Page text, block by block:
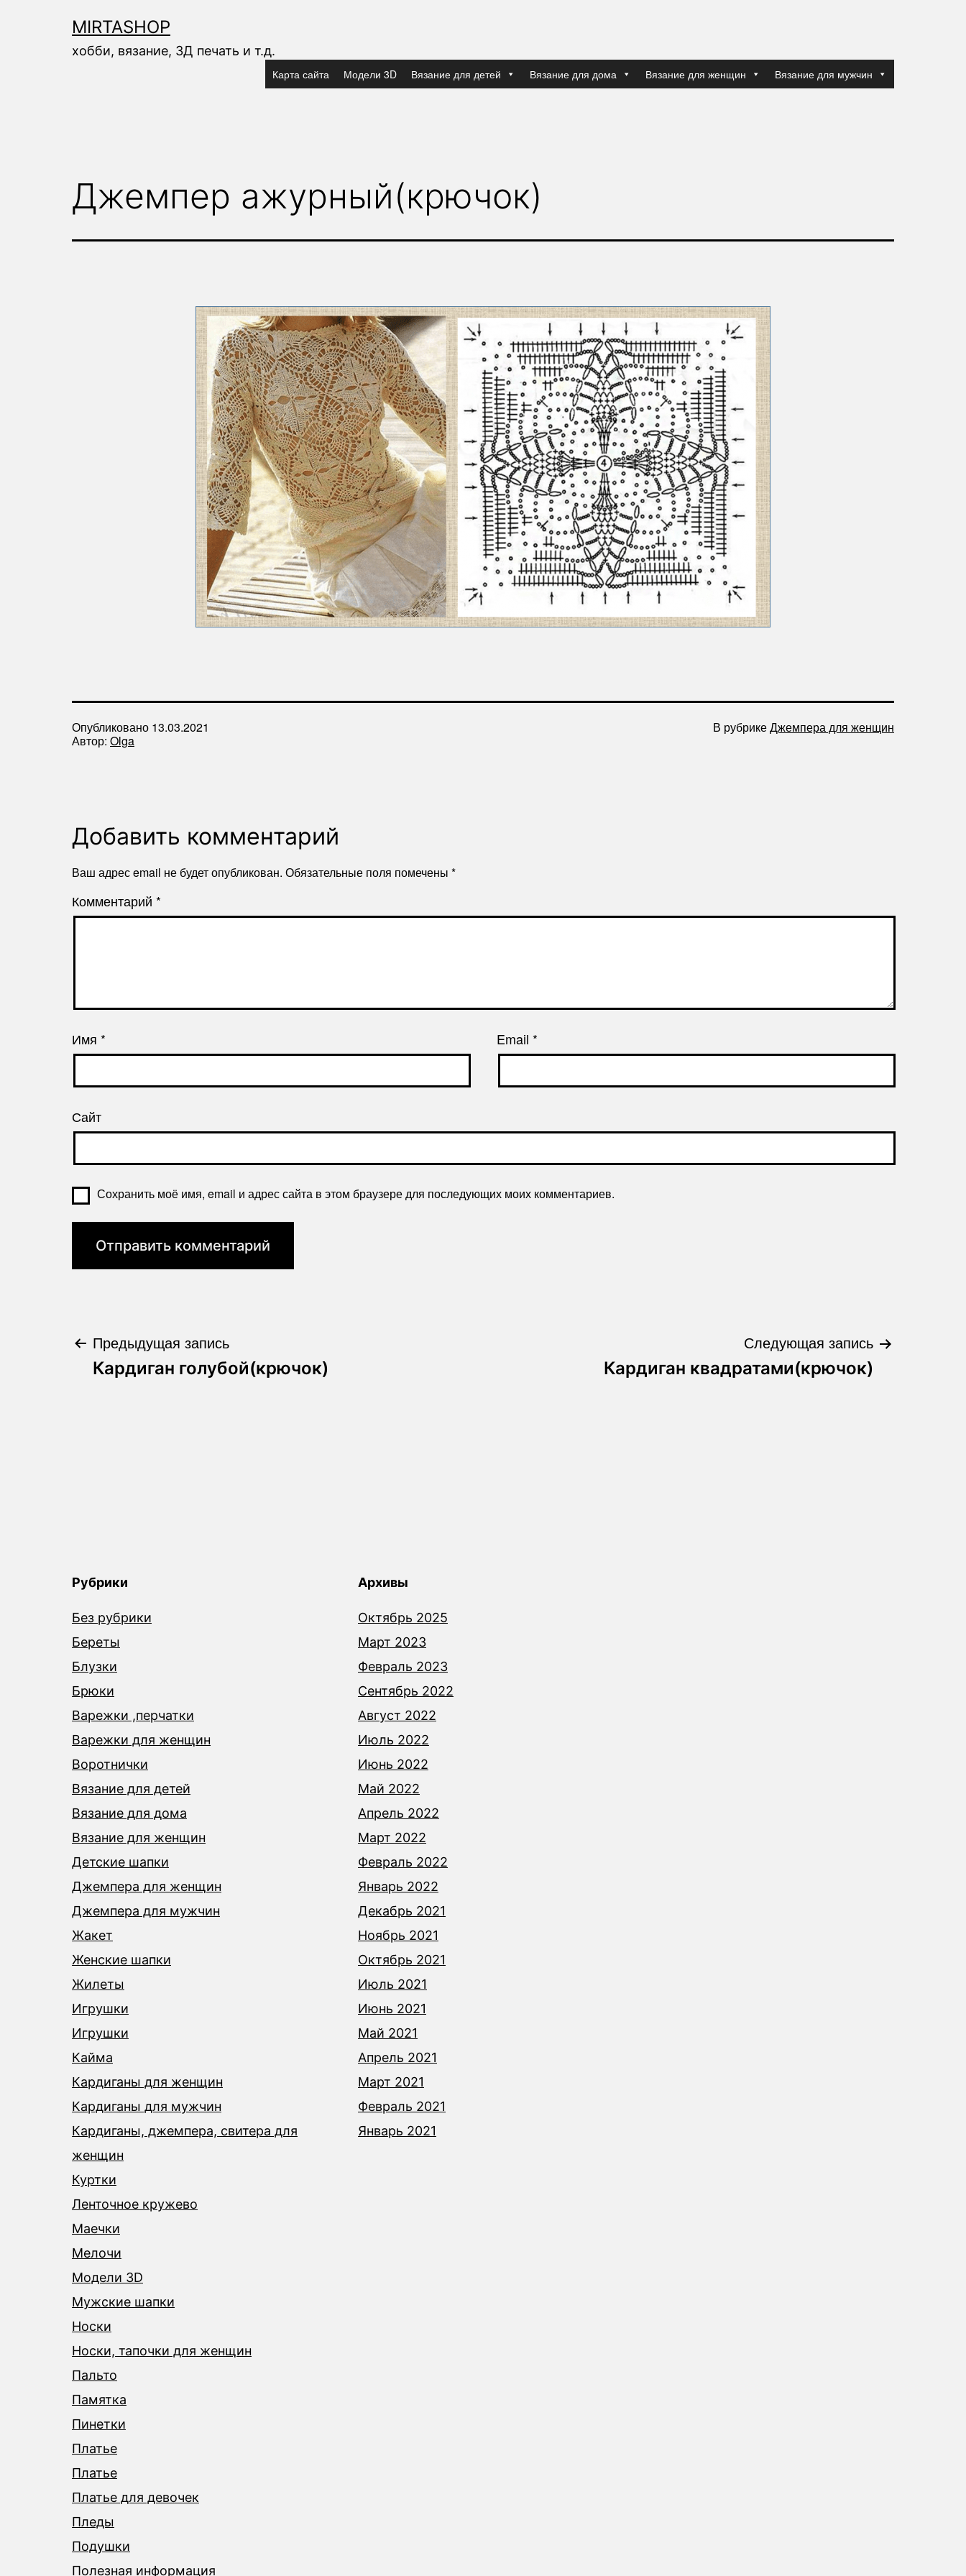
содержимому
MIRTASHOP
хобби, вязание, 3Д печать и т.д.
Карта сайта Модели 3D Вязание для детей Вязание для дома Вязание для женщин Вязание для мужчин
Джемпер ажурный(крючок)
Опубликовано 13.03.2021
Автор: Olga
В рубрикеДжемпера для женщин
Добавить комментарий
Ваш адрес email не будет опубликован. Обязательные поля помечены *
Комментарий *
Имя * Email *
Сайт
Сохранить моё имя, email и адрес сайта в этом браузере для последующих моих комментариев.
Навигация
по
Предыдущая запись
Кардиган голубой(крючок)
Следующая запись
Кардиган квадратами(крючок)
Рубрики
Без рубрики
Береты
Блузки
Брюки
Варежки ,перчатки
Варежки для женщин
Воротнички
Вязание для детей
Вязание для дома
Вязание для женщин
Детские шапки
Джемпера для женщин
Джемпера для мужчин
Жакет
Женские шапки
Жилеты
Игрушки
Игрушки
Кайма
Кардиганы для женщин
Кардиганы для мужчин
Кардиганы, джемпера, свитера для
женщин
Куртки
Ленточное кружево
Маечки
Мелочи
Модели 3D
Мужские шапки
Носки
Носки, тапочки для женщин
Пальто
Памятка
Пинетки
Платье
Платье
Платье для девочек
Пледы
Подушки
Полезная информация
Архивы
Октябрь 2025
Март 2023
Февраль 2023
Сентябрь 2022
Август 2022
Июль 2022
Июнь 2022
Май 2022
Апрель 2022
Март 2022
Февраль 2022
Январь 2022
Декабрь 2021
Ноябрь 2021
Октябрь 2021
Июль 2021
Июнь 2021
Май 2021
Апрель 2021
Март 2021
Февраль 2021
Январь 2021